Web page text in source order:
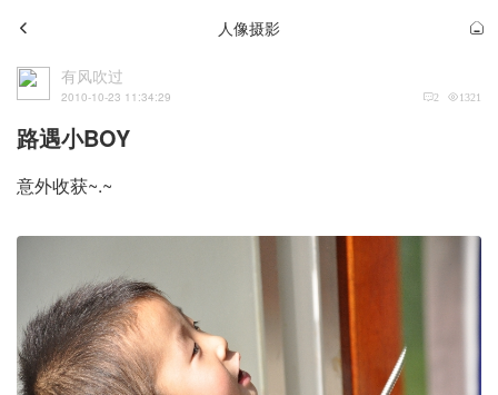
人像摄影
有风吹过
2010-10-23 11:34:29 2 1321
路遇小BOY
意外收获~.~